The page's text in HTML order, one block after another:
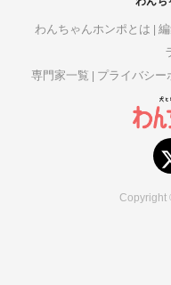
わんちゃんホンポとは
専門家一覧
プライバシー
Copyright